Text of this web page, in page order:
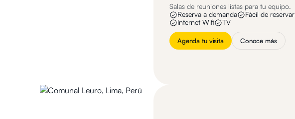
Salas de reuniones listas para tu equipo.
Reserva a demanda
Fácil de reservar
Internet Wifi
TV
Agenda tu visita Conoce más